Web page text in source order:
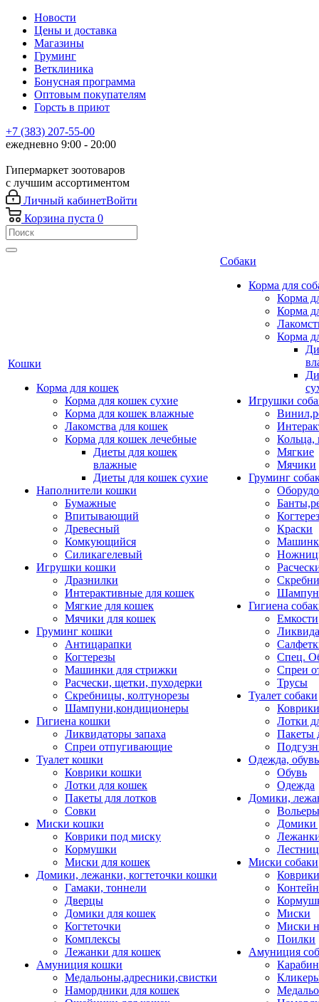
Новости
Цены и доставка
Магазины
Груминг
Ветклиника
Бонусная программа
Оптовым покупателям
Горсть в приют
+7 (383) 207-55-00
ежедневно 9:00 - 20:00
Гипермаркет зоотоваров
с лучшим ассортиментом
Личный кабинетВойти
Корзина пуста 0
Кошки
Корма для кошек
Корма для кошек сухие
Корма для кошек влажные
Лакомства для кошек
Корма для кошек лечебные
Диеты для кошек
влажные
Диеты для кошек сухие
Наполнители кошки
Бумажные
Впитывающий
Древесный
Комкующийся
Силикагелевый
Игрушки кошки
Дразнилки
Интерактивные для кошек
Мягкие для кошек
Мячики для кошек
Груминг кошки
Антицарапки
Когтерезы
Машинки для стрижки
Расчески, щетки, пуходерки
Скребницы, колтунорезы
Шампуни,кондиционеры
Гигиена кошки
Ликвидаторы запаха
Спреи отпугивающие
Туалет кошки
Коврики кошки
Лотки для кошек
Пакеты для лотков
Совки
Миски кошки
Коврики под миску
Кормушки
Миски для кошек
Домики, лежанки, когтеточки кошки
Гамаки, тоннели
Дверцы
Домики для кошек
Когтеточки
Комплексы
Лежанки для кошек
Амуниция кошки
Медальоны,адресники,свистки
Намордники для кошек
Собаки
Корма для
Корма
Корма
Корма
Игрушки
Кольца,
Мягкие
Мячики
Груминг
Краски
Гигиена
Емкости
Спец.
Спреи
Трусы
Туалет собаки
Коврики
Лотки
Пакеты
Одежда, обувь
Обувь
Одежда
Домики,
Домики
Миски собаки
Миски
Миски
Поилки
Амуниция